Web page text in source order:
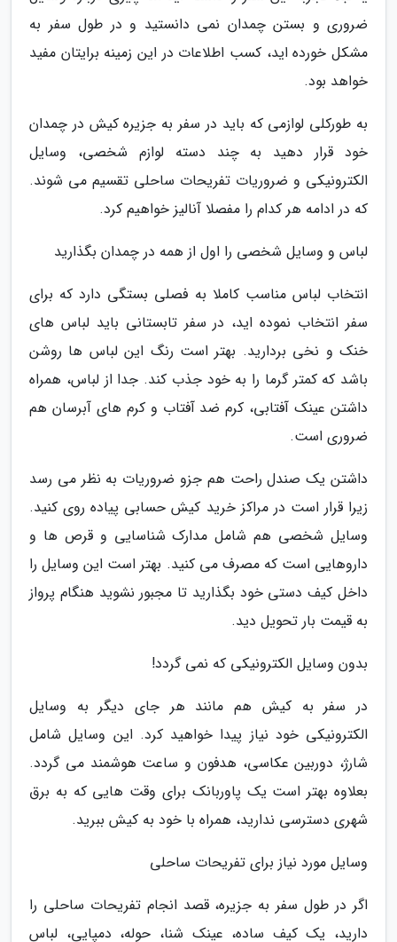
ضروری و بستن چمدان نمی دانستید و در طول سفر به
مشکل خورده اید، کسب اطلاعات در این زمینه برایتان مفید
خواهد بود.
به طورکلی لوازمی که باید در سفر به جزیره کیش در چمدان
خود قرار دهید به چند دسته لوازم شخصی، وسایل
الکترونیکی و ضروریات تفریحات ساحلی تقسیم می شوند.
که در ادامه هر کدام را مفصلا آنالیز خواهیم کرد.
لباس و وسایل شخصی را اول از همه در چمدان بگذارید
انتخاب لباس مناسب کاملا به فصلی بستگی دارد که برای
سفر انتخاب نموده اید، در سفر تابستانی باید لباس های
خنک و نخی بردارید. بهتر است رنگ این لباس ها روشن
باشد که کمتر گرما را به خود جذب کند. جدا از لباس، همراه
داشتن عینک آفتابی، کرم ضد آفتاب و کرم های آبرسان هم
ضروری است.
داشتن یک صندل راحت هم جزو ضروریات به نظر می رسد
زیرا قرار است در مراکز خرید کیش حسابی پیاده روی کنید.
وسایل شخصی هم شامل مدارک شناسایی و قرص ها و
داروهایی است که مصرف می کنید. بهتر است این وسایل را
داخل کیف دستی خود بگذارید تا مجبور نشوید هنگام پرواز
به قیمت بار تحویل دید.
بدون وسایل الکترونیکی که نمی گردد!
در سفر به کیش هم مانند هر جای دیگر به وسایل
الکترونیکی خود نیاز پیدا خواهید کرد. این وسایل شامل
شارژ، دوربین عکاسی، هدفون و ساعت هوشمند می گردد.
بعلاوه بهتر است یک پاوربانک برای وقت هایی که به برق
شهری دسترسی ندارید، همراه با خود به کیش ببرید.
وسایل مورد نیاز برای تفریحات ساحلی
اگر در طول سفر به جزیره، قصد انجام تفریحات ساحلی را
دارید، یک کیف ساده، عینک شنا، حوله، دمپایی، لباس